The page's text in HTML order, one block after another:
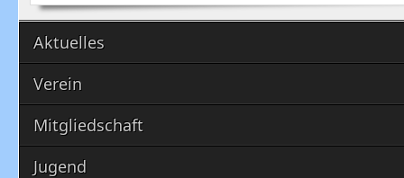
Aktuelles
Verein
Mitgliedschaft
Jugend